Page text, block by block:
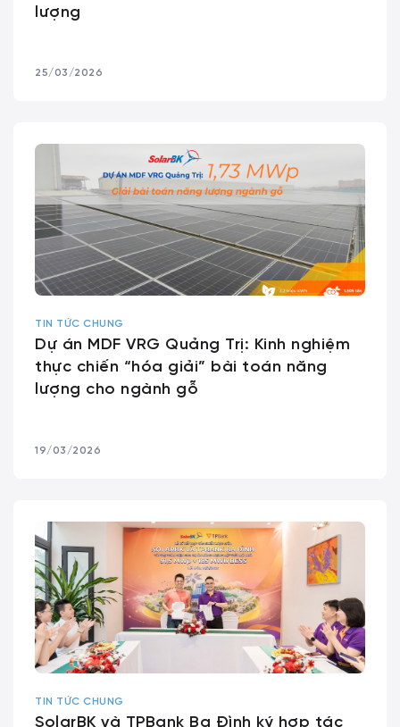
lượng
25/03/2026
TIN TỨC CHUNG
Dự án MDF VRG Quảng Trị: Kinh nghiệm
thực chiến “hóa giải” bài toán năng
lượng cho ngành gỗ
19/03/2026
TIN TỨC CHUNG
SolarBK và TPBank Ba Đình ký hợp tác